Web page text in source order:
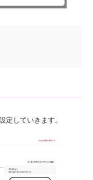
定していきます。